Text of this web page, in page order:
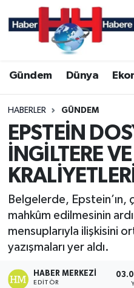
Gündem Dünya
HABERLER GÜNDEM
EPSTEİN
İNGİLTERE
Belgelerde, Epstein’ın,
mahkûm edilmesinin
mensuplarıyla ilişkisini
yazışmaları yer aldı.
HABER MERKEZI
EDITÖR
Hava Durumu
Trafik Durumu
Süper Lig Puan
Tüm Manşetler
Son Dakika Haberleri
Haber Arşivi